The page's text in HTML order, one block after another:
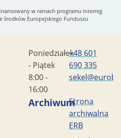
w ramach programu Interreg
środków Europejskiego Funduszu
170419477
Poniedziałek
- Piątek
8:00 -
16:00
+48 601
690 335
ArchiwumStrona
archiwalna
ERB